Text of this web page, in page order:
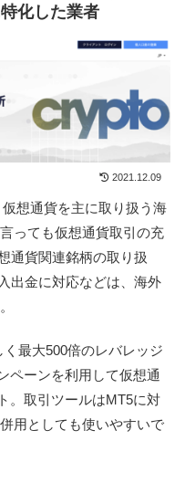
化した業者
2021.12.09
想通貨を主に取り扱う海
っても仮想通貨取引の充
通貨関連銘柄の取り扱
出金に対応などは、海外
最大500倍のレバレッジ
ペーンを利用して仮想通
。取引ツールはMT5に対
用としても使いやすいで